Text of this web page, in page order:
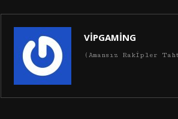
VİPGAMİNG
(Amansız Rakipler